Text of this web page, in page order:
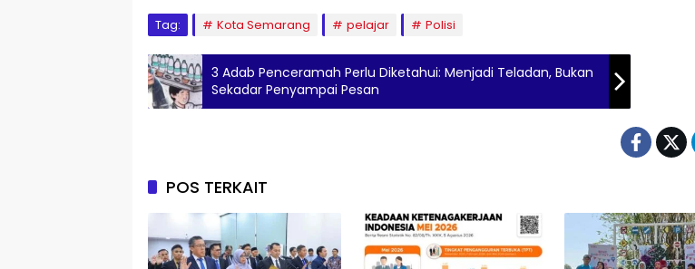
Tag: Kota Semarang pelajar Polisi
3 Adab Penceramah Perlu Diketahui: Menjadi Teladan, Bukan
Sekadar Penyampai Pesan
POS TERKAIT